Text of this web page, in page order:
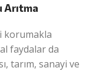
Arıtma
korumakla
faydalar da
tarım, sanayi ve